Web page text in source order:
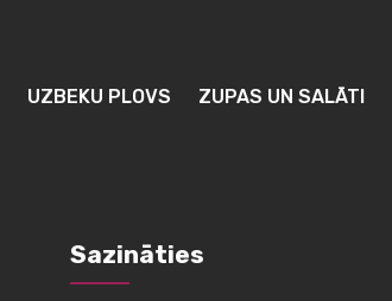
UZBEKU PLOVS ZUPAS UN SALĀTI
Sazināties